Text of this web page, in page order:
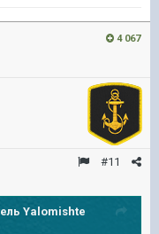
4 067
#11
Yalomishte